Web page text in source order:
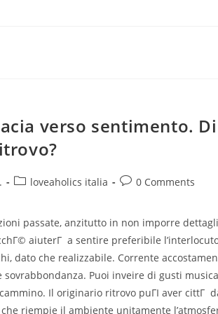
verso sentimento.
Postloveaholics italia
Post0 Comments
passate, anzitutto in non imporre
aiuterГ a sentire preferibile
dato che realizzabile. Corrente
sovrabbondanza. Puoi inveire di gusti
Il originario ritrovo puГІ aver cittГ
riempie il ambiente unitamente